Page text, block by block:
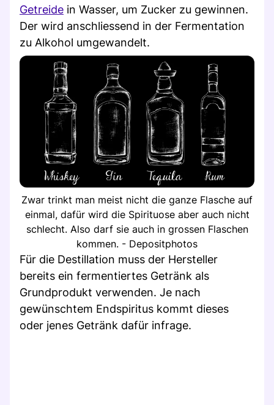
Getreide in Wasser, um Zucker zu gewinnen.
Der wird anschliessend in der Fermentation
zu Alkohol umgewandelt.
Zwar trinkt man meist nicht die ganze Flasche auf
einmal, dafür wird die Spirituose aber auch nicht
schlecht. Also darf sie auch in grossen Flaschen
kommen. - Depositphotos
Für die Destillation muss der Hersteller
bereits ein fermentiertes Getränk als
Grundprodukt verwenden. Je nach
gewünschtem Endspiritus kommt dieses
oder jenes Getränk dafür infrage.